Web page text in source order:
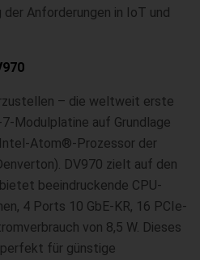
Anforderungen in IoT und
– die weltweit erste
Modulplatine auf Grundlage
Atom®-Prozessor der
DV970 zielt auf den
beeindruckende CPU-
4 Ports 10 GbE-KR, 16 PCIe-
von 8,5 W. Dieses
für günstige